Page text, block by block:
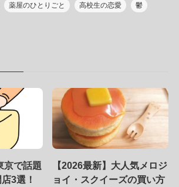
薬屋のひとりごと 高校生の恋愛 鬱
京で話題
3選！
【2026最新】大人気メロジ
ョイ・スクイーズの買い方